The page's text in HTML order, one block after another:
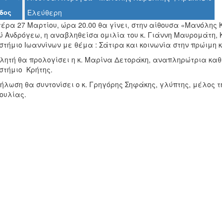
Ελεύθερη
27 Μαρτίου, ώρα 20.00 θα γίνει, στην αίθουσα «Μανόλης
Ανδρόγεω, η αναβληθείσα ομιλία του κ. Γιάννη Μαυρομάτη,
Ιωαννίνων με θέμα : Σάτιρα και κοινωνία στην πρώιμη
θα προλογίσει η κ. Μαρίνα Δετοράκη, αναπληρώτρια
Κρήτης.
θα συντονίσει ο κ. Γρηγόρης Σηφάκης, γλύπτης, μέλος